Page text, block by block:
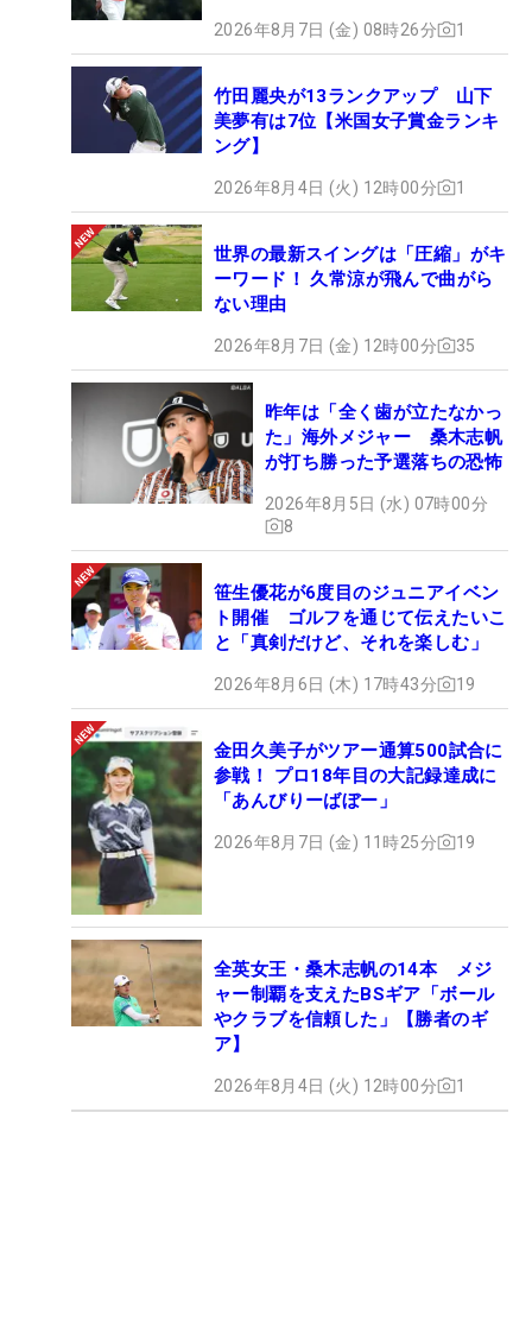
2026年8月7日 (金) 08時26分 1
竹田麗央が13ランクアップ 山下
美夢有は7位【米国女子賞金ランキ
ング】
2026年8月4日 (火) 12時00分 1
世界の最新スイングは「圧縮」がキ
ーワード！ 久常涼が飛んで曲がら
ない理由
2026年8月7日 (金) 12時00分 35
昨年は「全く歯が立たなかっ
た」海外メジャー 桑木志帆
が打ち勝った予選落ちの恐怖
2026年8月5日 (水) 07時00分
8
笹生優花が6度目のジュニアイベン
ト開催 ゴルフを通じて伝えたいこ
と「真剣だけど、それを楽しむ」
2026年8月6日 (木) 17時43分 19
金田久美子がツアー通算500試合に
参戦！ プロ18年目の大記録達成に
「あんびりーばぼー」
2026年8月7日 (金) 11時25分 19
全英女王・桑木志帆の14本 メジ
ャー制覇を支えたBSギア「ボール
やクラブを信頼した」【勝者のギ
ア】
2026年8月4日 (火) 12時00分 1